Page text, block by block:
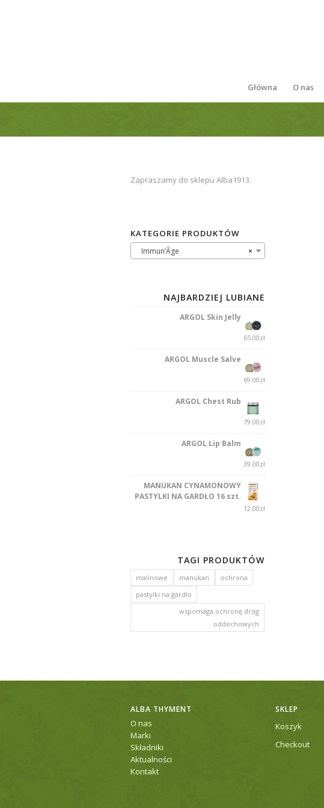
Główna O nas
Zapraszamy do sklepu Alba1913.
KATEGORIE PRODUKTÓW
×
Immun’Âge
NAJBARDZIEJ LUBIANE
ARGOL Skin Jelly
65.00zł
ARGOL Muscle Salve
69.00zł
ARGOL Chest Rub
79.00zł
ARGOL Lip Balm
39.00zł
MANUKAN CYNAMONOWY
PASTYLKI NA GARDŁO 16 szt.
12.00zł
TAGI PRODUKTÓW
malinowe manukan
ochrona
pastylki na gardło
wspomaga ochronę dróg
oddechowych
ALBA THYMENT
O nas
Marki
Składniki
Aktualności
Kontakt
SKLEP
Koszyk
Checkout